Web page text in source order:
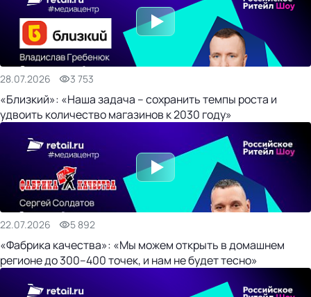
28.07.2026 3 753
«Близкий»: «Наша задача – сохранить темпы роста и
удвоить количество магазинов к 2030 году»
22.07.2026 5 892
«Фабрика качества»: «Мы можем открыть в домашнем
регионе до 300–400 точек, и нам не будет тесно»